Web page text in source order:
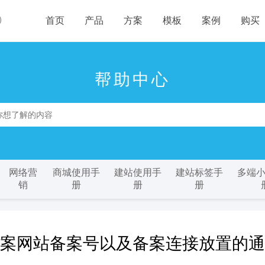
首页 产品 方案 模板 案例 购买
帮助中心
网络营
销
商城使用手
册
建站使用手
册
建站标签手
册
多端
网站备案号以及备案连接放置的